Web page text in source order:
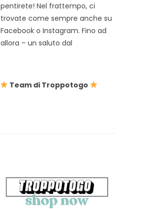
pentirete! Nel frattempo, ci
trovate come sempre anche su
Facebook o Instagram. Fino ad
allora – un saluto dal
Team di Troppotogo